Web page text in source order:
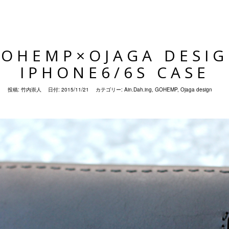
IPHONE6/6S CASE
投稿: 竹内崇人 日付: 2015/11/21 カテゴリー: Ain.Dah.ing, GOHEMP, Ojaga design